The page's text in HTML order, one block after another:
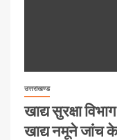
उत्तराखण्ड
खाद्य सुरक्षा
खाद्य नमूने जांच